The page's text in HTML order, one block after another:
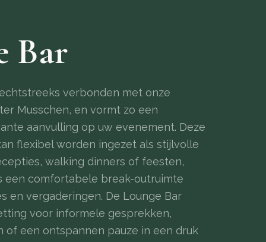
Bar
verbonden met onze
Musschen, en vormt zo een
aanvulling op uw evenement. Deze
flexibel worden ingezet als stijlvolle
walking dinners of feesten,
een comfortabele break-outruimte
en vergaderingen. De Lounge Bar
voor informele gesprekken,
of een ontspannen pauze in een druk